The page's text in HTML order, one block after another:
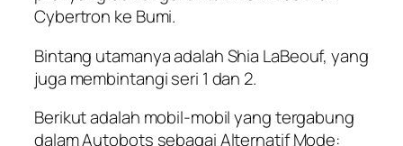
Cybertron ke Bumi.
Bintang utamanya adalah Shia LaBeouf, yang
juga membintangi seri 1 dan 2.
Berikut adalah mobil-mobil yang tergabung
dalam Autobots sebagai Alternatif Mode: